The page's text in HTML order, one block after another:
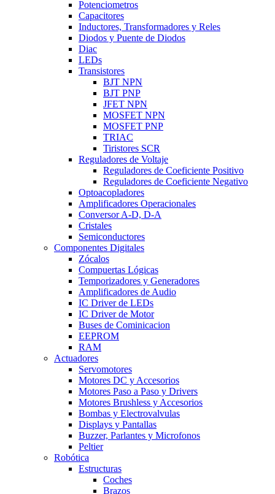
Potenciometros
Capacitores
Inductores, Transformadores y Reles
Diodos y Puente de Diodos
Diac
LEDs
Transistores
BJT NPN
BJT PNP
JFET NPN
MOSFET NPN
MOSFET PNP
TRIAC
Tiristores SCR
Reguladores de Voltaje
Reguladores de Coeficiente Positivo
Reguladores de Coeficiente Negativo
Optoacopladores
Amplificadores Operacionales
Conversor A-D, D-A
Cristales
Semiconductores
Componentes Digitales
Zócalos
Compuertas Lógicas
Temporizadores y Generadores
Amplificadores de Audio
IC Driver de LEDs
IC Driver de Motor
Buses de Cominicacion
EEPROM
RAM
Actuadores
Servomotores
Motores DC y Accesorios
Motores Paso a Paso y Drivers
Motores Brushless y Accesorios
Bombas y Electrovalvulas
Displays y Pantallas
Buzzer, Parlantes y Microfonos
Peltier
Robótica
Estructuras
Coches
Brazos